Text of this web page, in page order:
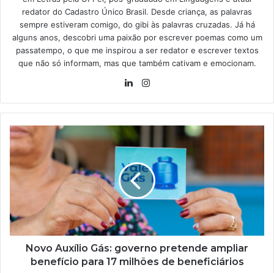
redator do Cadastro Único Brasil. Desde criança, as palavras
sempre estiveram comigo, do gibi às palavras cruzadas. Já há
alguns anos, descobri uma paixão por escrever poemas como um
passatempo, o que me inspirou a ser redator e escrever textos
que não só informam, mas que também cativam e emocionam.
Linkedin
Novo
Auxílio
Gás:
governo
pretende
benefício
para
17
milhõesNovo Auxílio Gás: governo pretende ampliar
benefício para 17 milhões de beneficiários